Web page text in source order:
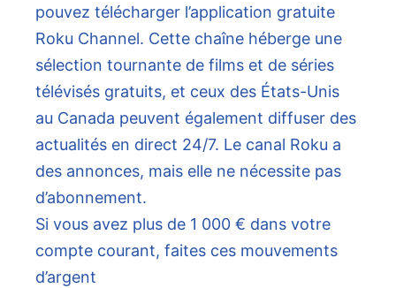
pouvez télécharger l’application gratuite
Roku Channel. Cette chaîne héberge une
sélection tournante de films et de séries
télévisés gratuits, et ceux des États-Unis
au Canada peuvent également diffuser des
actualités en direct 24/7. Le canal Roku a
des annonces, mais elle ne nécessite pas
d’abonnement.
Si vous avez plus de 1 000 € dans votre
compte courant, faites ces mouvements
d’argent